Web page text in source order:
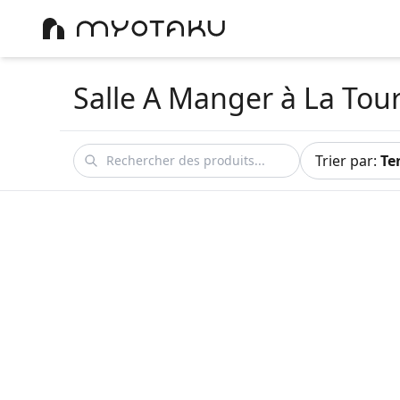
Salle A Manger à La
Trier par: